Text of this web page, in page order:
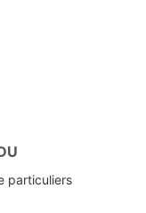
particuliers